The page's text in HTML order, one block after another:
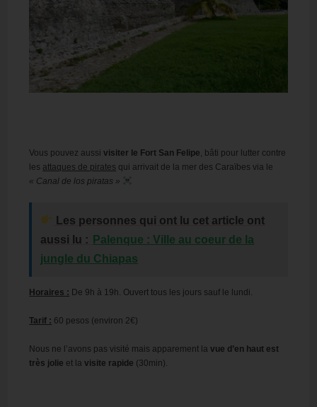
Vous pouvez aussivisiter le Fort San Felipe , bâti pour lutter contre
les attaques de pirates qui arrivait de la mer des Caraïbes via le
« Canal de los piratas »
Les personnes qui ont lu cet article ont
aussi lu : Palenque : Ville au coeur de la
jungle du Chiapas
Horaires : De 9h à 19h. Ouvert tous les jours sauf le lundi.
Tarif : 60 pesos (environ 2€)
Nous ne l’avons pas visité mais apparement lavue d’en haut est
très jolie et lavisite rapide (30min).